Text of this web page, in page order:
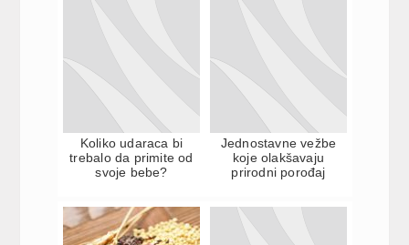
Koliko udaraca bi
trebalo da primite od
svoje bebe?
Jednostavne vežbe
koje olakšavaju
prirodni porođaj